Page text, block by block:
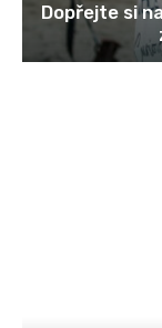
Dopřejte si